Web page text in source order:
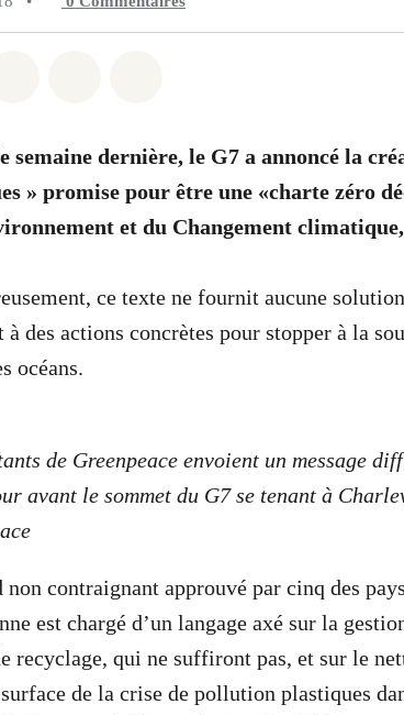
semaine dernière, le G7 a annoncé la
» promise pour être une «charte zéro
et du Changement
ce texte ne fournit aucune
à des actions concrètes pour stopper à la
océans.
de Greenpeace envoient un message
avant le sommet du G7 se tenant à
non contraignant approuvé par cinq des
est chargé d’un langage axé sur la
recyclage, qui ne suffiront pas, et sur le
de la crise de pollution plastiques